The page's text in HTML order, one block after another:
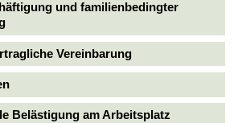
und familienbedingter
Vereinbarung
Belästigung am Arbeitsplatz